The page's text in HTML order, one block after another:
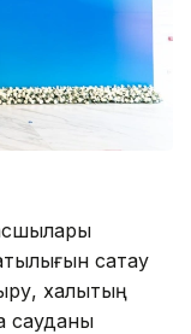
сақтау
халықтың
сауданы